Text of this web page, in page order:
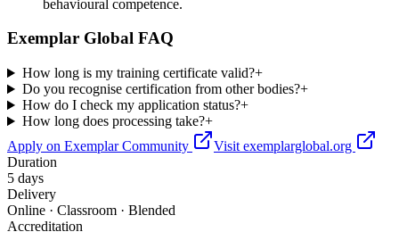
behavioural competence.
Exemplar Global FAQ
How long is my training certificate valid?+
Do you recognise certification from other bodies?+
How do I check my application status?+
How long does processing take?+
Apply on Exemplar Community
Visit exemplarglobal.org
Duration
5 days
Delivery
Online · Classroom · Blended
Accreditation